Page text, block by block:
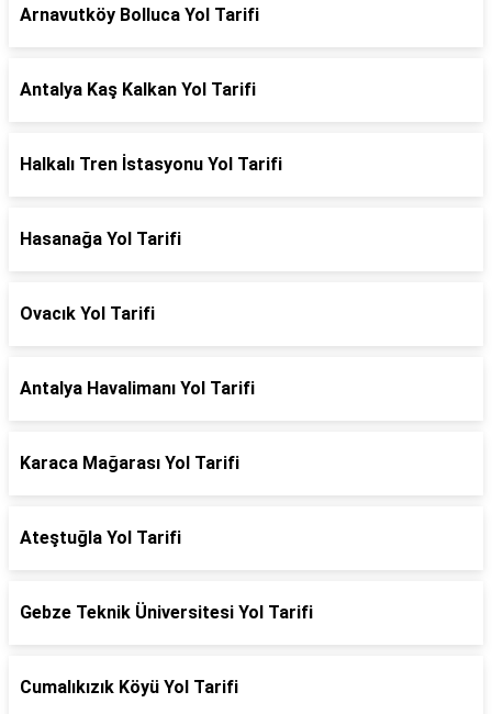
Arnavutköy Bolluca Yol Tarifi
Antalya Kaş Kalkan Yol Tarifi
Halkalı Tren İstasyonu Yol Tarifi
Hasanağa Yol Tarifi
Ovacık Yol Tarifi
Antalya Havalimanı Yol Tarifi
Karaca Mağarası Yol Tarifi
Ateştuğla Yol Tarifi
Gebze Teknik Üniversitesi Yol Tarifi
Cumalıkızık Köyü Yol Tarifi